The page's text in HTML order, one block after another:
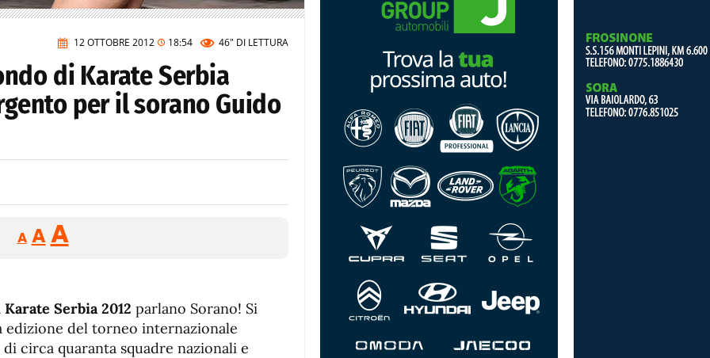
12 OTTOBRE 2012 18:54 46" DI LETTURA
di Karate Serbia
per il sorano Guido
A
Reducir
tamaño
A Restablecer
tamaño
fuente
AAumentar
de
fuente.
Serbia 2012 parlano Sorano! Si
edizione del torneo internazionale
circa quaranta squadre nazionali e